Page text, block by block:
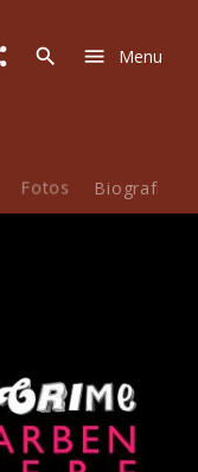
Menu
Fotos Biografie